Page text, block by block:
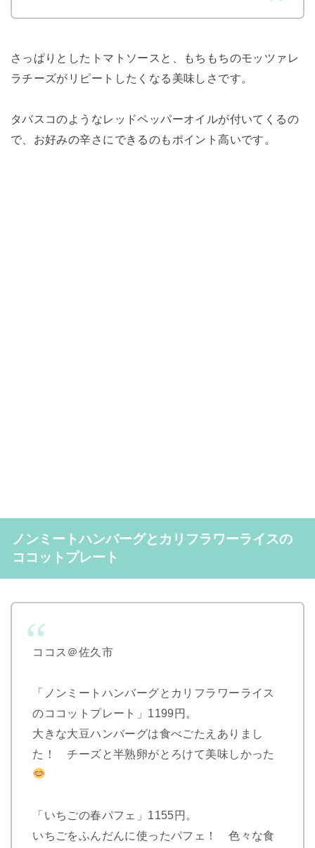
さっぱりとしたトマトソースと、もちもちのモッツァレ
ラチーズがリピートしたくなる美味しさです。
タバスコのようなレッドペッパーオイルが付いてくるの
で、お好みの辛さにできるのもポイント高いです。
ノンミートハンバーグとカリフラワーライスの
ココットプレート
ココス＠佐久市
「ノンミートハンバーグとカリフラワーライス
のココットプレート」1199円。
大きな大豆ハンバーグは食べごたえありまし
た！ チーズと半熟卵がとろけて美味しかった
「いちごの春パフェ」1155円。
いちごをふんだんに使ったパフェ！ 色々な食